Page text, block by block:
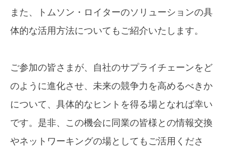
また、トムソン・ロイターのソリューションの具
体的な活用方法についてもご紹介いたします。
ご参加の皆さまが、自社のサプライチェーンをど
のように進化させ、未来の競争力を高めるべきか
について、具体的なヒントを得る場となれば幸い
です。是非、この機会に同業の皆様との情報交換
やネットワーキングの場としてもご活用くださ